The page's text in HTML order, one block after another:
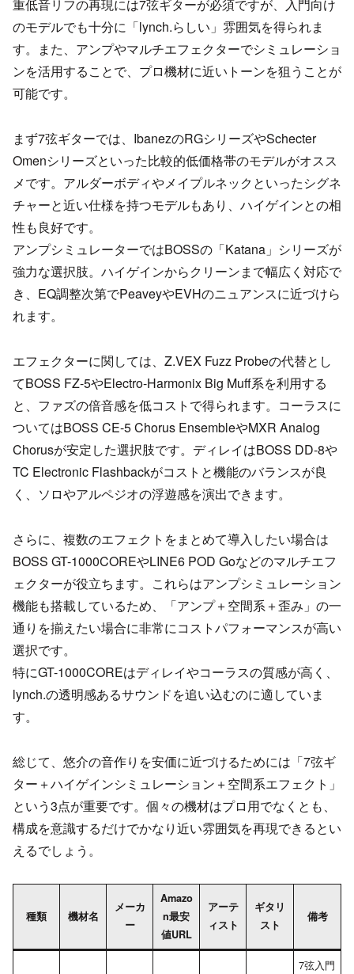
重低音リフの再現には7弦ギターが必須ですが、入門向け
のモデルでも十分に「lynch.らしい」雰囲気を得られま
す。また、アンプやマルチエフェクターでシミュレーショ
ンを活用することで、プロ機材に近いトーンを狙うことが
可能です。
まず7弦ギターでは、IbanezのRGシリーズやSchecter
Omenシリーズといった比較的低価格帯のモデルがオスス
メです。アルダーボディやメイプルネックといったシグネ
チャーと近い仕様を持つモデルもあり、ハイゲインとの相
性も良好です。
アンプシミュレーターではBOSSの「Katana」シリーズが
強力な選択肢。ハイゲインからクリーンまで幅広く対応で
き、EQ調整次第でPeaveyやEVHのニュアンスに近づけら
れます。
エフェクターに関しては、Z.VEX Fuzz Probeの代替とし
てBOSS FZ-5やElectro-Harmonix Big Muff系を利用する
と、ファズの倍音感を低コストで得られます。コーラスに
ついてはBOSS CE-5 Chorus EnsembleやMXR Analog
Chorusが安定した選択肢です。ディレイはBOSS DD-8や
TC Electronic Flashbackがコストと機能のバランスが良
く、ソロやアルペジオの浮遊感を演出できます。
さらに、複数のエフェクトをまとめて導入したい場合は
BOSS GT-1000COREやLINE6 POD Goなどのマルチエフ
ェクターが役立ちます。これらはアンプシミュレーション
機能も搭載しているため、「アンプ＋空間系＋歪み」の一
通りを揃えたい場合に非常にコストパフォーマンスが高い
選択です。
特にGT-1000COREはディレイやコーラスの質感が高く、
lynch.の透明感あるサウンドを追い込むのに適していま
す。
総じて、悠介の音作りを安価に近づけるためには「7弦ギ
ター＋ハイゲインシミュレーション＋空間系エフェクト」
という3点が重要です。個々の機材はプロ用でなくとも、
構成を意識するだけでかなり近い雰囲気を再現できるとい
えるでしょう。
種類 機材名
メーカ
ー
Amazo
n最安
値URL
アーテ
ィスト
ギタリ
スト
備考
7弦入門